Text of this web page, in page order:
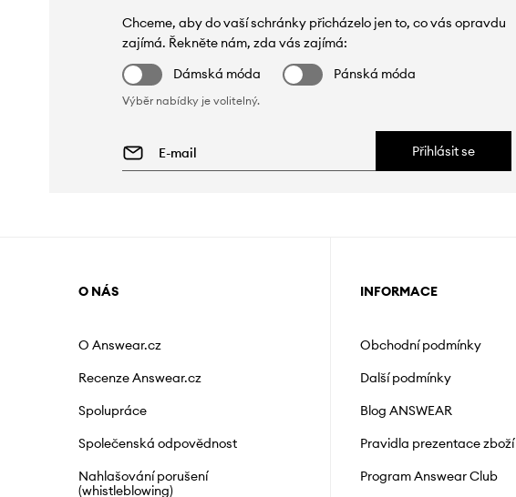
Chceme, aby do vaší schránky přicházelo jen to, co vás opravdu
zajímá. Řekněte nám, zda vás zajímá:
Dámská móda
Pánská móda
Výběr nabídky je volitelný.
Přihlásit se
O NÁS
O Answear.cz
Recenze Answear.cz
Spolupráce
Společenská odpovědnost
Nahlašování porušení
(whistleblowing)
INFORMACE
Obchodní podmínky
Další podmínky
Blog ANSWEAR
Pravidla prezentace zboží
Program Answear Club